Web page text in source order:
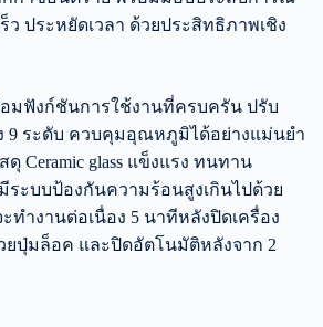
ว ประหยัดเวลา ด้วยประสิทธิภาพเชิง
อมฟังก์ชันการใช้งานที่ครบครัน ปรับ
9 ระดับ ควบคุมอุณหภูมิได้อย่างแม่นยำ
Ceramic glass แข็งแรง ทนทาน
ระบบป้องกันความร้อนสูงเกินไปด้วย
ทำงานต่อเนื่อง 5 นาทีหลังปิดเครื่อง
ยปุ่มล็อค และปิดอัตโนมัติหลังจาก 2